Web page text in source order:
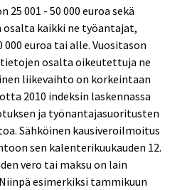
001 - 50 000 euroa sekä
kaikki ne työantajat,
euroa tai alle. Vuositason
osalta oikeutettuja ne
liikevaihto on korkeintaan
2010 indeksin laskennassa
ja työnantajasuoritusten
Sähköinen kausiveroilmoitus
sen kalenterikuukauden 12.
vero tai maksu on lain
esimerkiksi tammikuun